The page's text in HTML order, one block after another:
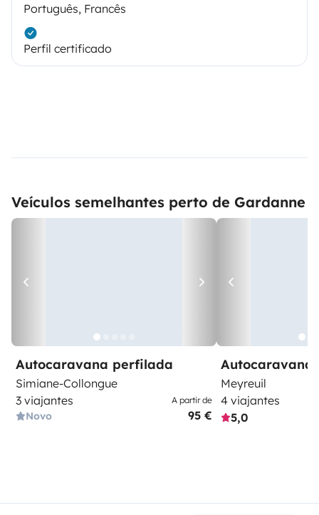
Português, Francês
Perfil certificado
Veículos semelhantes perto de Gardanne
Autocaravana perfilada
Simiane-Collongue
3 viajantes
Novo
A partir de
95 €
Meyreuil
4 viajantes
5,0